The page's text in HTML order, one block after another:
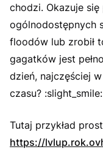
chodzi. Okazuje
ogólnodostępnych
floodów lub zrobił
gagatków jest
dzień, najczęściej
czasu? :slight_smile:
Tutaj przykład
https://